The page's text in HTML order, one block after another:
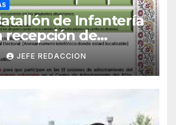
de Infantería
recepción de
para obtener La
Servicio Militar
JEFE REDACCION